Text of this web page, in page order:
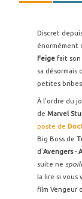
Discret
énormément
Feige fait
sa désormais
petites bribes
À l'ordre du
de Marvel
poste de
Big Boss de
d'Avengers -
suite ne
la lire si vous
film Vengeur